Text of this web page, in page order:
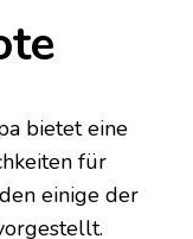
bietet eine
für
einige der